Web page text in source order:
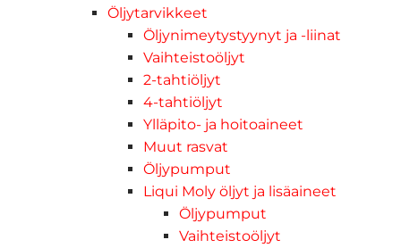
Öljytarvikkeet
Öljynimeytystyynyt ja -liinat
Vaihteistoöljyt
2-tahtiöljyt
4-tahtiöljyt
Ylläpito- ja hoitoaineet
Muut rasvat
Öljypumput
Liqui Moly öljyt ja lisäaineet
Öljypumput
Vaihteistoöljyt